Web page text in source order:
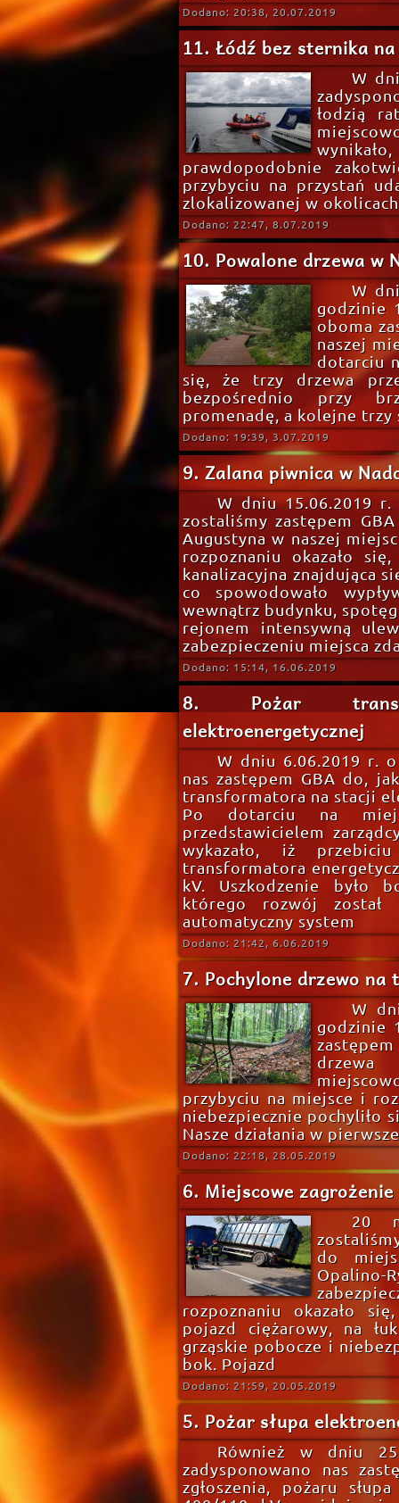
Dodano: 20:38, 20.07.2019
11. Łódź bez sternika
W
łodzią
prawdopodobnie
przybyciu na przystań
zlokalizowanej w
Dodano: 22:47, 8.07.2019
10. Powalone drzewa w
W
godzinie
oboma
naszej
dotarciu
się, że trzy drzewa
bezpośrednio przy
promenadę, a kolejne trzy
Dodano: 19:39, 3.07.2019
9. Zalana piwnica w
W dniu 15.06.2019
zostaliśmy zastępem
Augustyna w naszej
rozpoznaniu okazało
kanalizacyjna znajdująca
co spowodowało
wewnątrz budynku,
rejonem intensywną
zabezpieczeniu miejsca
Dodano: 15:14, 16.06.2019
8. Pożar
elektroenergetycznej
W dniu 6.06.2019 r.
nas zastępem GBA do,
transformatora na stacji
Po dotarciu na
przedstawicielem
wykazało, iż
transformatora
kV. Uszkodzenie było
którego rozwój został
automatyczny system
Dodano: 21:42, 6.06.2019
7. Pochylone drzewo
W
godzinie
przybyciu na miejsce i
niebezpiecznie pochyliło
Nasze działania w
Dodano: 22:18, 28.05.2019
6. Miejscowe
20
do
rozpoznaniu okazało
pojazd ciężarowy, na
grząskie pobocze i
bok. Pojazd
Dodano: 21:59, 20.05.2019
5. Pożar słupa
Również w dniu
zadysponowano nas
zgłoszenia, pożaru